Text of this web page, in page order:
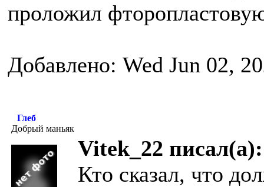
проложил
Добавлено: Wed Jun 02,
Глеб
Добрый маньяк
Vitek_22 писал(а):
Кто сказал, что